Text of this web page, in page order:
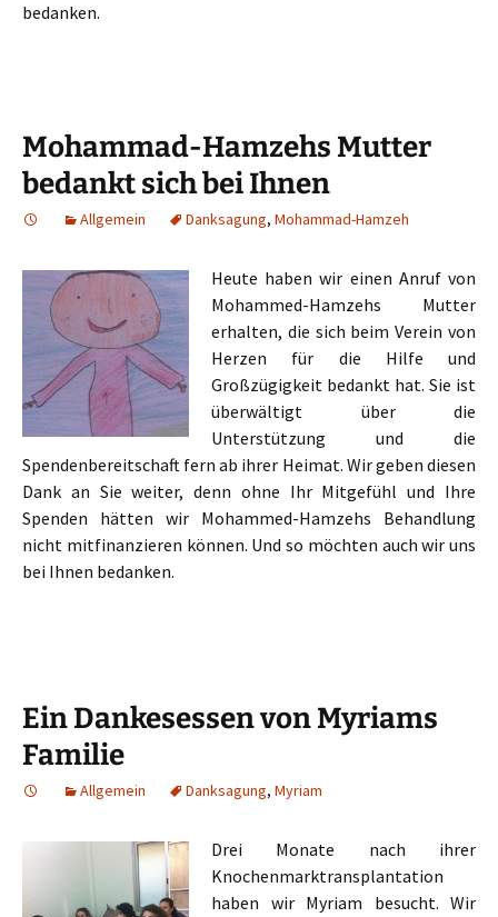
bedanken.
Mohammad-Hamzehs Mutter
bedankt sich bei Ihnen
Allgemein Danksagung, Mohammad-Hamzeh
Heute haben wir einen Anruf von
Mohammed-Hamzehs Mutter
erhalten, die sich beim Verein von
Herzen für die Hilfe und
Großzügigkeit bedankt hat. Sie ist
überwältigt über die
Unterstützung und die
Spendenbereitschaft fern ab ihrer Heimat. Wir geben diesen
Dank an Sie weiter, denn ohne Ihr Mitgefühl und Ihre
Spenden hätten wir Mohammed-Hamzehs Behandlung
nicht mitfinanzieren können. Und so möchten auch wir uns
bei Ihnen bedanken.
Ein Dankesessen von Myriams
Familie
Allgemein Danksagung, Myriam
Drei Monate nach ihrer
Knochenmarktransplantation
haben wir Myriam besucht. Wir